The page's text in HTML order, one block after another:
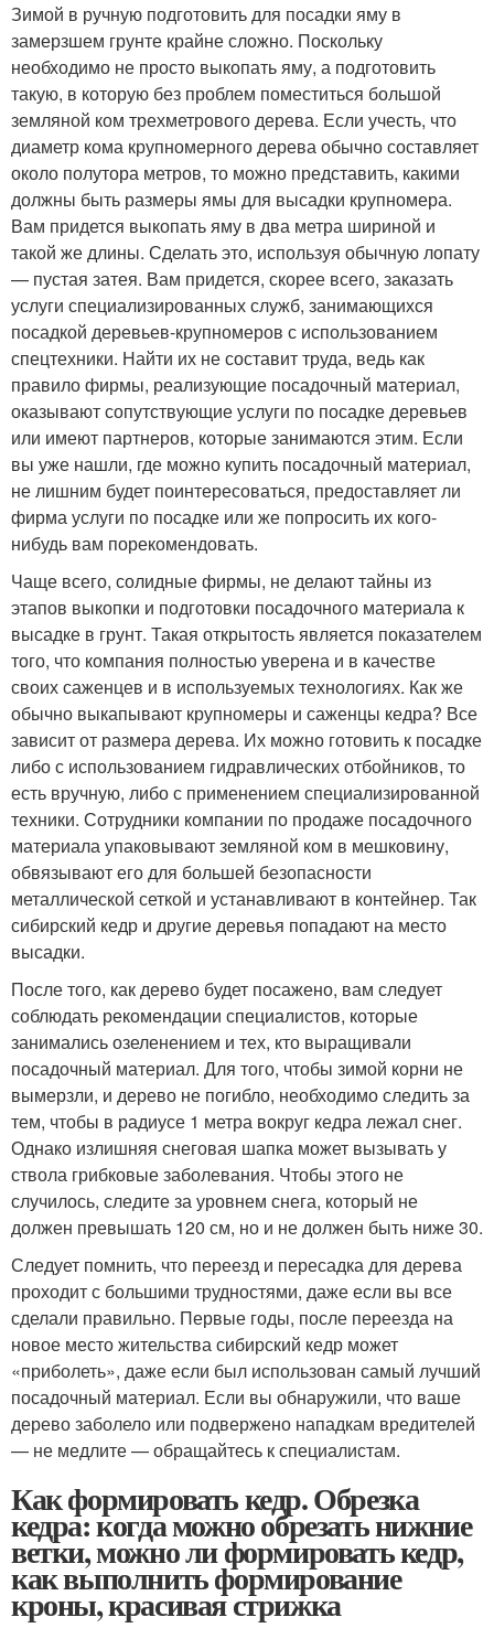
Зимой в ручную подготовить для посадки яму в
замерзшем грунте крайне сложно. Поскольку
необходимо не просто выкопать яму, а подготовить
такую, в которую без проблем поместиться большой
земляной ком трехметрового дерева. Если учесть, что
диаметр кома крупномерного дерева обычно составляет
около полутора метров, то можно представить, какими
должны быть размеры ямы для высадки крупномера.
Вам придется выкопать яму в два метра шириной и
такой же длины. Сделать это, используя обычную лопату
— пустая затея. Вам придется, скорее всего, заказать
услуги специализированных служб, занимающихся
посадкой деревьев-крупномеров с использованием
спецтехники. Найти их не составит труда, ведь как
правило фирмы, реализующие посадочный материал,
оказывают сопутствующие услуги по посадке деревьев
или имеют партнеров, которые занимаются этим. Если
вы уже нашли, где можно купить посадочный материал,
не лишним будет поинтересоваться, предоставляет ли
фирма услуги по посадке или же попросить их кого-
нибудь вам порекомендовать.
Чаще всего, солидные фирмы, не делают тайны из
этапов выкопки и подготовки посадочного материала к
высадке в грунт. Такая открытость является показателем
того, что компания полностью уверена и в качестве
своих саженцев и в используемых технологиях. Как же
обычно выкапывают крупномеры и саженцы кедра? Все
зависит от размера дерева. Их можно готовить к посадке
либо с использованием гидравлических отбойников, то
есть вручную, либо с применением специализированной
техники. Сотрудники компании по продаже посадочного
материала упаковывают земляной ком в мешковину,
обвязывают его для большей безопасности
металлической сеткой и устанавливают в контейнер. Так
сибирский кедр и другие деревья попадают на место
высадки.
После того, как дерево будет посажено, вам следует
соблюдать рекомендации специалистов, которые
занимались озеленением и тех, кто выращивали
посадочный материал. Для того, чтобы зимой корни не
вымерзли, и дерево не погибло, необходимо следить за
тем, чтобы в радиусе 1 метра вокруг кедра лежал снег.
Однако излишняя снеговая шапка может вызывать у
ствола грибковые заболевания. Чтобы этого не
случилось, следите за уровнем снега, который не
должен превышать 120 см, но и не должен быть ниже 30.
Следует помнить, что переезд и пересадка для дерева
проходит с большими трудностями, даже если вы все
сделали правильно. Первые годы, после переезда на
новое место жительства сибирский кедр может
«приболеть», даже если был использован самый лучший
посадочный материал. Если вы обнаружили, что ваше
дерево заболело или подвержено нападкам вредителей
— не медлите — обращайтесь к специалистам.
Как формировать кедр. Обрезка
кедра: когда можно обрезать нижние
ветки, можно ли формировать кедр,
как выполнить формирование
кроны, красивая стрижка